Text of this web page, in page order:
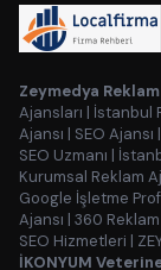
Zeymedya Reklam
Ajansları | İstanbul
Ajansı | SEO Ajansı |
SEO Uzmanı |
Kurumsal Reklam
Google İşletme
Ajansı | 360 Reklam
SEO Hizmetleri |
İKONYUM